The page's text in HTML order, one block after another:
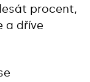
procent,
a dříve